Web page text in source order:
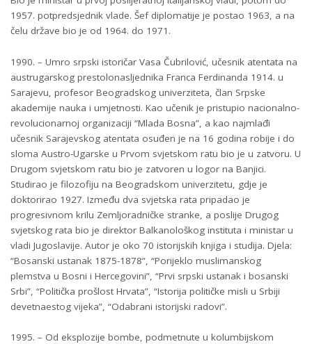
1957. potpredsjednik vlade. Šef diplomatije je postao 1963, a na
čelu države bio je od 1964. do 1971.
1990. – Umro srpski istoričar Vasa Čubrilović, učesnik atentata na
austrugarskog prestolonasljednika Franca Ferdinanda 1914. u
Sarajevu, profesor Beogradskog univerziteta, član Srpske
akademije nauka i umjetnosti. Kao učenik je pristupio nacionalno-
revolucionarnoj organizaciji “Mlada Bosna”, a kao najmlađi
učesnik Sarajevskog atentata osuđen je na 16 godina robije i do
sloma Austro-Ugarske u Prvom svjetskom ratu bio je u zatvoru. U
Drugom svjetskom ratu bio je zatvoren u logor na Banjici.
Studirao je filozofiju na Beogradskom univerzitetu, gdje je
doktorirao 1927. Između dva svjetska rata pripadao je
progresivnom krilu Zemljoradničke stranke, a poslije Drugog
svjetskog rata bio je direktor Balkanološkog instituta i ministar u
vladi Jugoslavije. Autor je oko 70 istorijskih knjiga i studija. Djela:
“Bosanski ustanak 1875-1878”, “Porijeklo muslimanskog
plemstva u Bosni i Hercegovini”, “Prvi srpski ustanak i bosanski
Srbi”, “Politička prošlost Hrvata”, “Istorija političke misli u Srbiji
devetnaestog vijeka”, “Odabrani istorijski radovi”.
1995. – Od eksplozije bombe, podmetnute u kolumbijskom